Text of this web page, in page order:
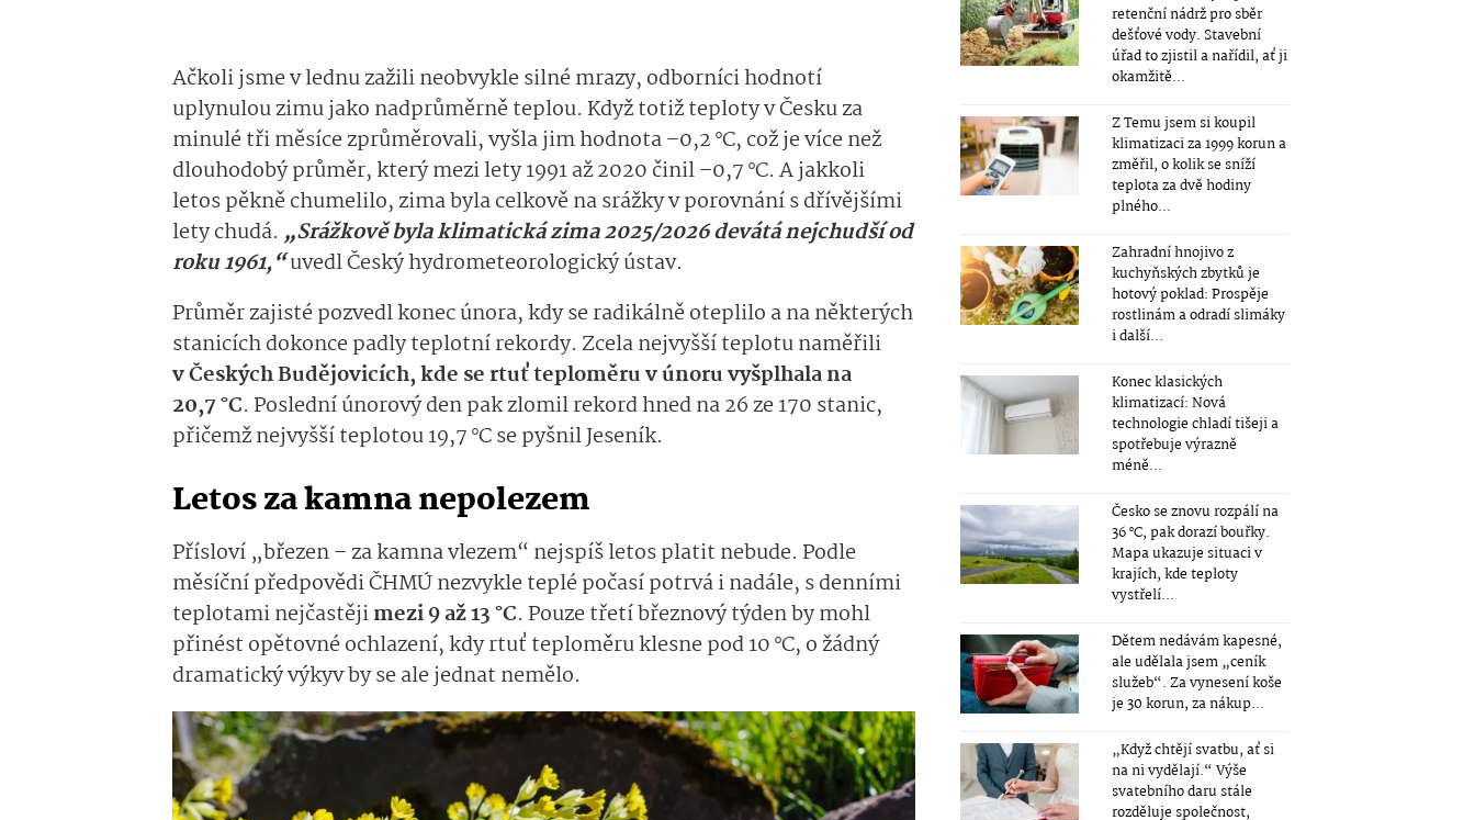
Ačkoli jsme v lednu zažili neobvykle silné mrazy, odborníci hodnotí
uplynulou zimu jako nadprůměrně teplou. Když totiž teploty v Česku za
minulé tři měsíce zprůměrovali, vyšla jim hodnota –0,2 °C, což je více než
dlouhodobý průměr, který mezi lety 1991 až 2020 činil –0,7 °C. A jakkoli
letos pěkně chumelilo, zima byla celkově na srážky v porovnání s dřívějšími
lety chudá. „Srážkově byla klimatická zima 2025/2026 devátá nejchudší od
roku 1961,“uvedl Český hydrometeorolo­gický ústav.
Průměr zajisté pozvedl konec února, kdy se radikálně oteplilo a na některých
stanicích dokonce padly teplotní rekordy. Zcela nejvyšší teplotu naměřili
v Českých Budějovicích, kde se rtuť teploměru v únoru vyšplhala na
20,7 °C. Poslední únorový den pak zlomil rekord hned na 26 ze 170 stanic,
přičemž nejvyšší teplotou 19,7 °C se pyšnil Jeseník.
Letos za kamna nepolezem
Přísloví „březen – za kamna vlezem“ nejspíš letos platit nebude. Podle
měsíční předpovědi ČHMÚ nezvykle teplé počasí potrvá i nadále, s denními
teplotami nejčastějimezi 9 až 13 °C. Pouze třetí březnový týden by mohl
přinést opětovné ochlazení, kdy rtuť teploměru klesne pod 10 °C, o žádný
dramatický výkyv by se ale jednat nemělo.
retenční nádrž pro sběr
dešťové vody. Stavební
úřad to zjistil a nařídil, ať ji
okamžitě...
Z Temu jsem si koupil
klimatizaci za 1999 korun a
změřil, o kolik se sníží
teplota za dvě hodiny
plného...
Zahradní hnojivo z
kuchyňských zbytků je
hotový poklad: Prospěje
rostlinám a odradí slimáky
i další...
Konec klasických
klimatizací: Nová
technologie chladí tišeji a
spotřebuje výrazně
méně...
Česko se znovu rozpálí na
36 °C, pak dorazí bouřky.
Mapa ukazuje situaci v
krajích, kde teploty
vystřelí...
Dětem nedávám kapesné,
ale udělala jsem „ceník
služeb“. Za vynesení koše
je 30 korun, za nákup...
„Když chtějí svatbu, ať si
na ni vydělají.“ Výše
svatebního daru stále
rozděluje společnost,